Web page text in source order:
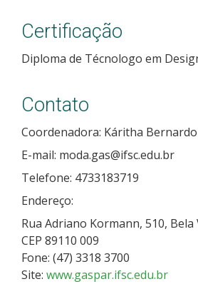
Certificação
Diploma de Técnologo em
Contato
Coordenadora: Káritha
E-mail: moda.gas@ifsc.edu.br
Telefone: 4733183719
Endereço:
Rua Adriano Kormann, 510, Bela
CEP 89110 009
Fone: (47) 3318 3700
Site: www.gaspar.ifsc.edu.br